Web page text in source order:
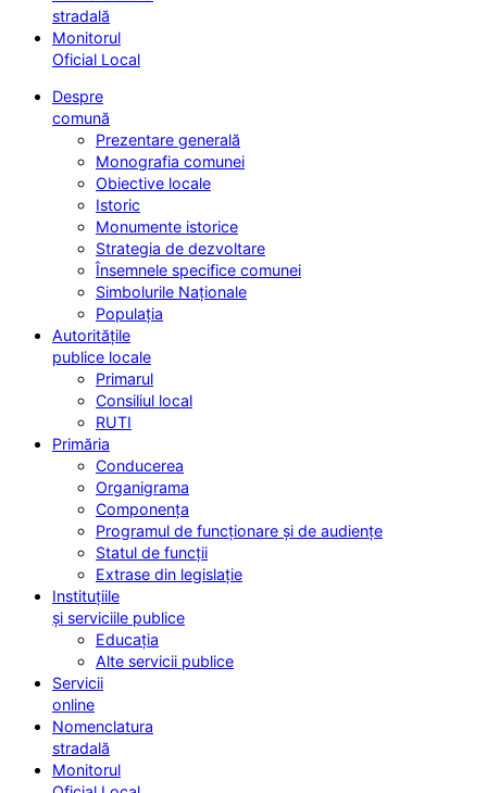
stradală
Monitorul
Oficial Local
Despre
comună
Prezentare generală
Monografia comunei
Obiective locale
Istoric
Monumente istorice
Strategia de dezvoltare
Însemnele specifice comunei
Simbolurile Naționale
Populația
Autoritățile
publice locale
Primarul
Consiliul local
RUTI
Primăria
Conducerea
Organigrama
Componența
Programul de funcționare și de audiențe
Statul de funcții
Extrase din legislație
Instituțiile
și serviciile publice
Educația
Alte servicii publice
Servicii
online
Nomenclatura
stradală
Monitorul